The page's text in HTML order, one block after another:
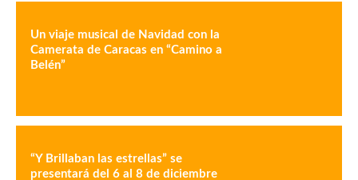
Un viaje musical de Navidad con la
Camerata de Caracas en “Camino a
Belén”
“Y Brillaban las estrellas” se
presentará del 6 al 8 de diciembre